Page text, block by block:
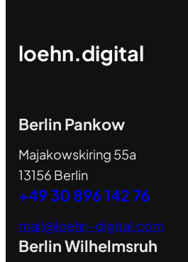
loehn.digital
Berlin Pankow
Majakowskiring 55a
13156 Berlin
+49 30 896 142 76
mail@loehn-digital.com
Berlin Wilhelmsruh